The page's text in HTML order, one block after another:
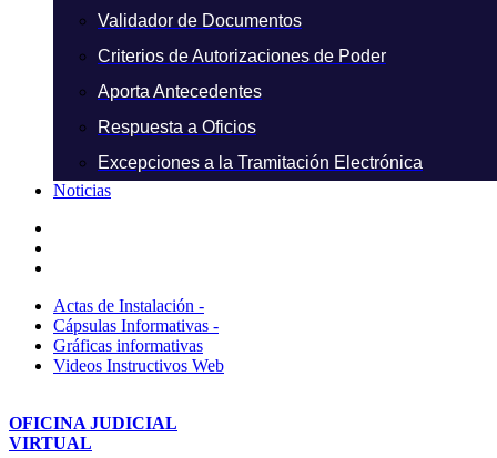
Validador de Documentos
Criterios de Autorizaciones de Poder
Aporta Antecedentes
Respuesta a Oficios
Excepciones a la Tramitación Electrónica
Noticias
Actas de Instalación -
Cápsulas Informativas -
Gráficas informativas
Videos Instructivos Web
OFICINA JUDICIAL
VIRTUAL